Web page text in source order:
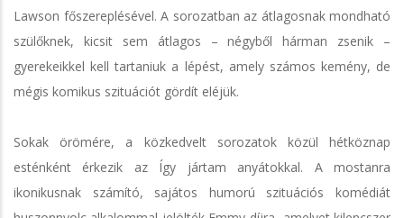
Lawson főszereplésével. A sorozatban az átlagosnak mondható
szülőknek, kicsit sem átlagos – négyből hárman zsenik –
gyerekeikkel kell tartaniuk a lépést, amely számos kemény, de
mégis komikus szituációt gördít eléjük.
Sokak örömére, a közkedvelt sorozatok közül hétköznap
esténként érkezik az Így jártam anyátokkal. A mostanra
ikonikusnak számító, sajátos humorú szituációs komédiát